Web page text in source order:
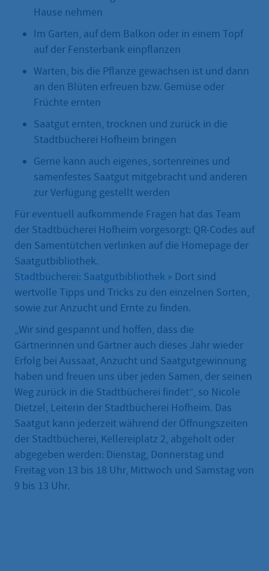
Hause nehmen
Im Garten, auf dem Balkon oder in einem Topf
auf der Fensterbank einpflanzen
Warten, bis die Pflanze gewachsen ist und dann
an den Blüten erfreuen bzw. Gemüse oder
Früchte ernten
Saatgut ernten, trocknen und zurück in die
Stadtbücherei Hofheim bringen
Gerne kann auch eigenes, sortenreines und
samenfestes Saatgut mitgebracht und anderen
zur Verfügung gestellt werden
Für eventuell aufkommende Fragen hat das Team
der Stadtbücherei Hofheim vorgesorgt: QR-Codes auf
den Samentütchen verlinken auf die Homepage der
Saatgutbibliothek.
Stadtbücherei: Saatgutbibliothek » Dort sind
wertvolle Tipps und Tricks zu den einzelnen Sorten,
sowie zur Anzucht und Ernte zu finden.
„Wir sind gespannt und hoffen, dass die
Gärtnerinnen und Gärtner auch dieses Jahr wieder
Erfolg bei Aussaat, Anzucht und Saatgutgewinnung
haben und freuen uns über jeden Samen, der seinen
Weg zurück in die Stadtbücherei findet“, so Nicole
Dietzel, Leiterin der Stadtbücherei Hofheim. Das
Saatgut kann jederzeit während der Öffnungszeiten
der Stadtbücherei, Kellereiplatz 2, abgeholt oder
abgegeben werden: Dienstag, Donnerstag und
Freitag von 13 bis 18 Uhr, Mittwoch und Samstag von
9 bis 13 Uhr.